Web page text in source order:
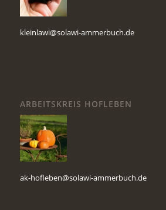
kleinlawi@solawi-ammerbuch.de
ARBEITSKREIS HOFLEBEN
ak-hofleben@solawi-ammerbuch.de